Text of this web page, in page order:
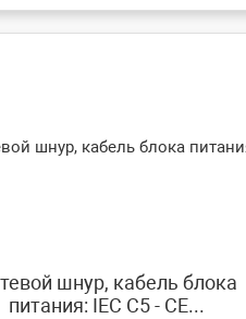
шнур, кабель блока
питания: IEC C5 - CE...